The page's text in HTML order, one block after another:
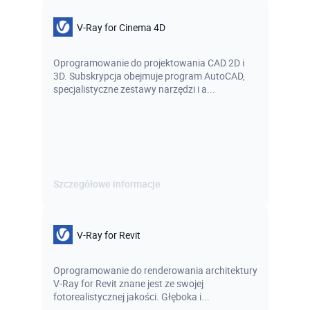
V-Ray for Cinema 4D
Oprogramowanie do projektowania CAD 2D i
3D. Subskrypcja obejmuje program AutoCAD,
specjalistyczne zestawy narzędzi i a...
Szczegółowe informacje
V-Ray for Revit
Oprogramowanie do renderowania architektury
V-Ray for Revit znane jest ze swojej
fotorealistycznej jakości. Głęboka i...